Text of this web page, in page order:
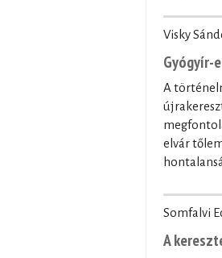
Visky
Gyógyír-
A
elvár
Somfalvi
A